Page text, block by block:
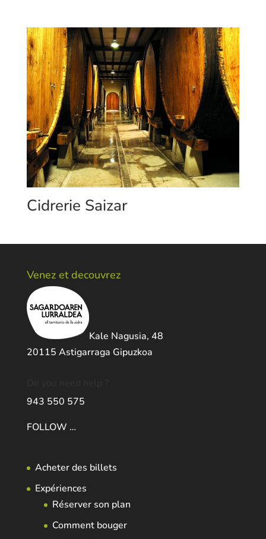
Cidrerie Saizar
Venez et decouvrez
Kale Nagusia, 48
20115 Astigarraga Gipuzkoa
943 550 575
FOLLOW …
Acheter des billets
Expériences
Réserver son plan
Comment bouger